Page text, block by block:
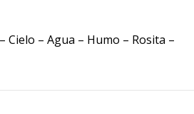
Cielo – Agua – Humo – Rosita –